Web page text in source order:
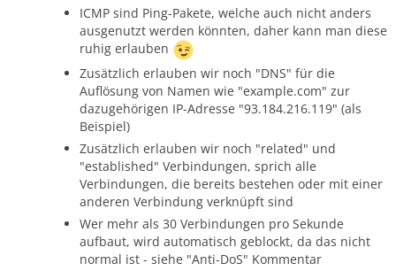
ICMP sind Ping-Pakete, welche auch nicht anders
ausgenutzt werden könnten, daher kann man diese
ruhig erlauben
Zusätzlich erlauben wir noch "DNS" für die
Auflösung von Namen wie "example.com" zur
dazugehörigen IP-Adresse "93.184.216.119" (als
Beispiel)
Zusätzlich erlauben wir noch "related" und
"established" Verbindungen, sprich alle
Verbindungen, die bereits bestehen oder mit einer
anderen Verbindung verknüpft sind
Wer mehr als 30 Verbindungen pro Sekunde
aufbaut, wird automatisch geblockt, da das nicht
normal ist - siehe "Anti-DoS" Kommentar